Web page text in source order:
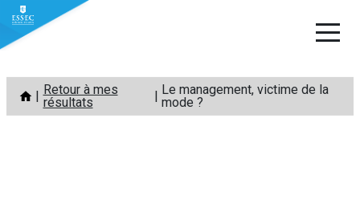
Aller
contenu
Retour à mes
résultats
Le management, victime de la
mode ?